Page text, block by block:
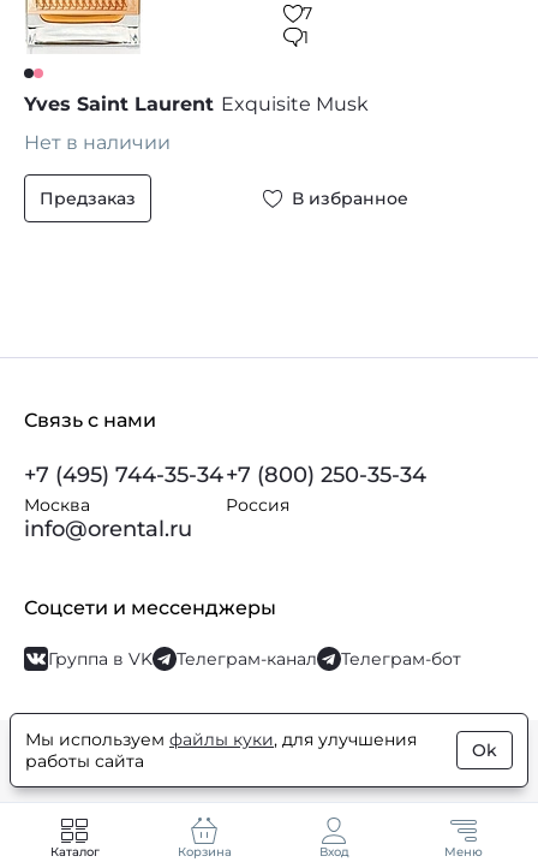
7
1
Yves Saint Laurent Exquisite Musk
Нет в наличии
Предзаказ В избранное
Связь с нами
+7 (495) 744-35-34
Москва
+7 (800) 250-35-34
Россия
info@orental.ru
Соцсети и мессенджеры
Группа в VK Телеграм-канал Телеграм-бот
© Orental.ru 2007–2026Интернет-магазин парфюмерии и
косметики
Каталог Корзина Вход Меню
Мы используем файлы куки, для улучшения
работы сайта
Ok